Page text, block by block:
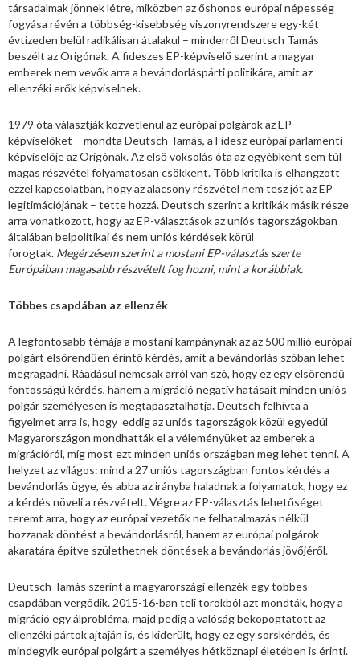
társadalmak jönnek létre, miközben az őshonos európai népesség
fogyása révén a többség-kisebbség viszonyrendszere egy-két
évtizeden belül radikálisan átalakul – minderről Deutsch Tamás
beszélt az Origónak. A fideszes EP-képviselő szerint a magyar
emberek nem vevők arra a bevándorláspárti politikára, amit az
ellenzéki erők képviselnek.
1979 óta választják közvetlenül az európai polgárok az EP-
képviselőket – mondta Deutsch Tamás, a Fidesz európai parlamenti
képviselője az Origónak. Az első voksolás óta az egyébként sem túl
magas részvétel folyamatosan csökkent. Több kritika is elhangzott
ezzel kapcsolatban, hogy az alacsony részvétel nem tesz jót az EP
legitimációjának – tette hozzá. Deutsch szerint a kritikák másik része
arra vonatkozott, hogy az EP-választások az uniós tagországokban
általában belpolitikai és nem uniós kérdések körül
forogtak. Megérzésem szerint a mostani EP-választás szerte
Európában magasabb részvételt fog hozni, mint a korábbiak.
Többes csapdában az ellenzék
A legfontosabb témája a mostani kampánynak az az 500 millió európai
polgárt elsőrendűen érintő kérdés, amit a bevándorlás szóban lehet
megragadni. Ráadásul nemcsak arról van szó, hogy ez egy elsőrendű
fontosságú kérdés, hanem a migráció negatív hatásait minden uniós
polgár személyesen is megtapasztalhatja. Deutsch felhívta a
figyelmet arra is, hogy eddig az uniós tagországok közül egyedül
Magyarországon mondhatták el a véleményüket az emberek a
migrációról, míg most ezt minden uniós országban meg lehet tenni. A
helyzet az világos: mind a 27 uniós tagországban fontos kérdés a
bevándorlás ügye, és abba az irányba haladnak a folyamatok, hogy ez
a kérdés növeli a részvételt. Végre az EP-választás lehetőséget
teremt arra, hogy az európai vezetők ne felhatalmazás nélkül
hozzanak döntést a bevándorlásról, hanem az európai polgárok
akaratára építve születhetnek döntések a bevándorlás jövőjéről.
Deutsch Tamás szerint a magyarországi ellenzék egy többes
csapdában vergődik. 2015-16-ban teli torokból azt mondták, hogy a
migráció egy álprobléma, majd pedig a valóság bekopogtatott az
ellenzéki pártok ajtaján is, és kiderült, hogy ez egy sorskérdés, és
mindegyik európai polgárt a személyes hétköznapi életében is érinti.